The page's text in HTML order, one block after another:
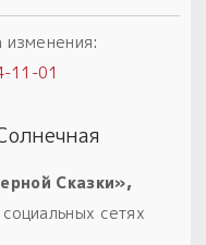
изменения:
11-01
Сказки»,
сетях